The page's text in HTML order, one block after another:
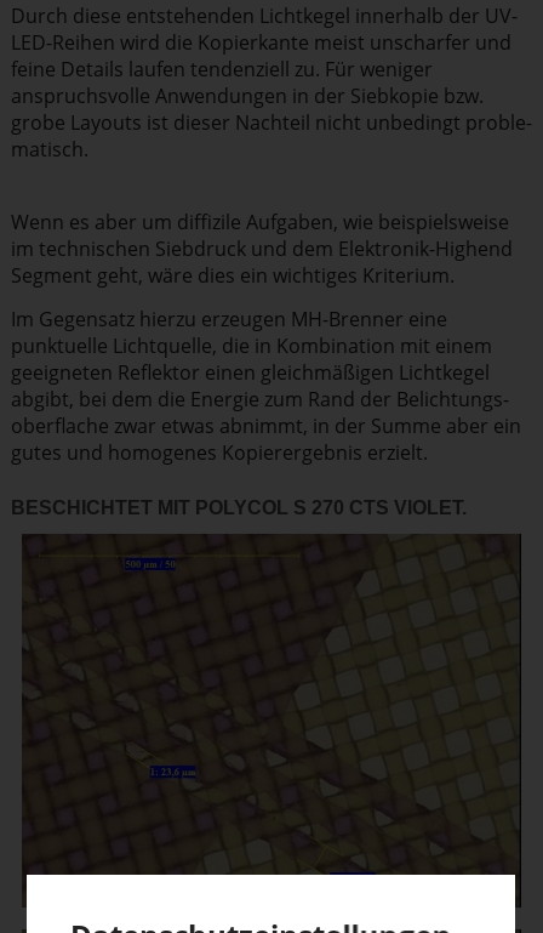
Durch diese entste­henden Lichtkegel innerhalb der UV-
LED-Reihen wird die Kopierkante meist unscharfer und
feine Details laufen tendenziell zu. Für weniger
anspruchs­volle Anwendungen in der Siebkopie bzw.
grobe Layouts ist dieser Nachteil nicht unbedingt proble­
ma­tisch.
Wenn es aber um diffizile Aufgaben, wie beispiels­weise
im technischen Siebdruck und dem Elektronik-Highend
Segment geht, wäre dies ein wichtiges Kriterium.
Im Gegensatz hierzu erzeugen MH-Brenner eine
punktuelle Lichtquelle, die in Kombination mit einem
geeigneten Reflektor einen gleich­mä­ßigen Lichtkegel
abgibt, bei dem die Energie zum Rand der Belich­tungs­
ober­flache zwar etwas abnimmt, in der Summe aber ein
gutes und homogenes Kopier­er­gebnis erzielt.
BESCHICHTET MIT POLYCOL S 270 CTS VIOLET.